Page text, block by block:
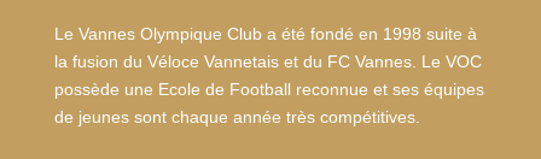
Le Vannes Olympique Club a été fondé en 1998 suite à
la fusion du Véloce Vannetais et du FC Vannes. Le VOC
possède une Ecole de Football reconnue et ses équipes
de jeunes sont chaque année très compétitives.